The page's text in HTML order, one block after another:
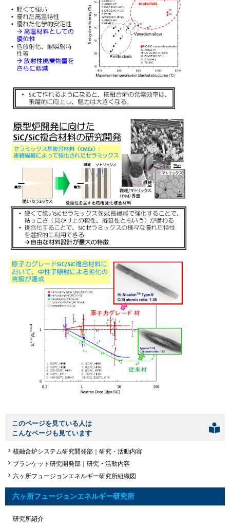
このページを見ている人は
こんなページも見ています
核融合炉システム研究開発部｜研究・活動内容
ブランケット研究開発部｜研究・活動内容
六ヶ所フュージョンエネルギー研究所組織図
六ヶ所フュージョンエネルギー研究所
研究所紹介